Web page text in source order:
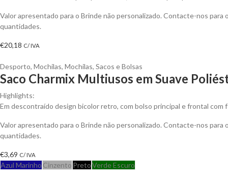
Valor apresentado para o Brinde não personalizado. Contacte-nos
quantidades.
€20,18 C/ IVA
Desporto, Mochilas, Mochilas, Sacos e Bolsas
Saco Charmix Multiusos em Suave
Highlights:
Em descontraído design bicolor retro, com bolso principal e frontal com
Valor apresentado para o Brinde não personalizado. Contacte-nos
quantidades.
€3,69 C/ IVA
Azul Marinho Cinzento PretoVerde Escuro